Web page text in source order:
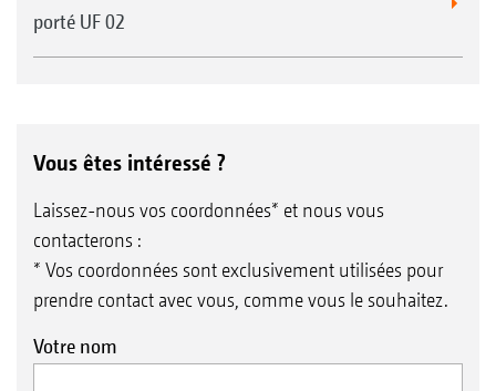
porté UF 02
Vous êtes intéressé ?
Laissez-nous vos coordonnées* et nous vous
contacterons :
* Vos coordonnées sont exclusivement utilisées pour
prendre contact avec vous, comme vous le souhaitez.
Votre nom